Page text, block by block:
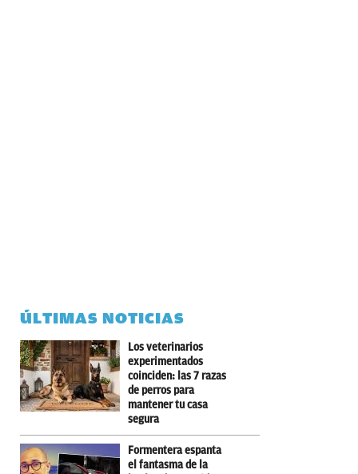
ÚLTIMAS NOTICIAS
Los veterinarios
experimentados
coinciden: las 7 razas
de perros para
mantener tu casa
segura
Formentera espanta
el fantasma de la